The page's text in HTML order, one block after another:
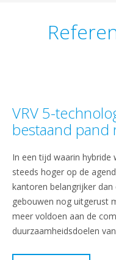
VRV 5-
bestaand pand
In een tijd waarin hybride
steeds hoger op de
kantoren belangrijker
gebouwen nog uitgerust
meer voldoen aan de
duurzaamheidsdoelen